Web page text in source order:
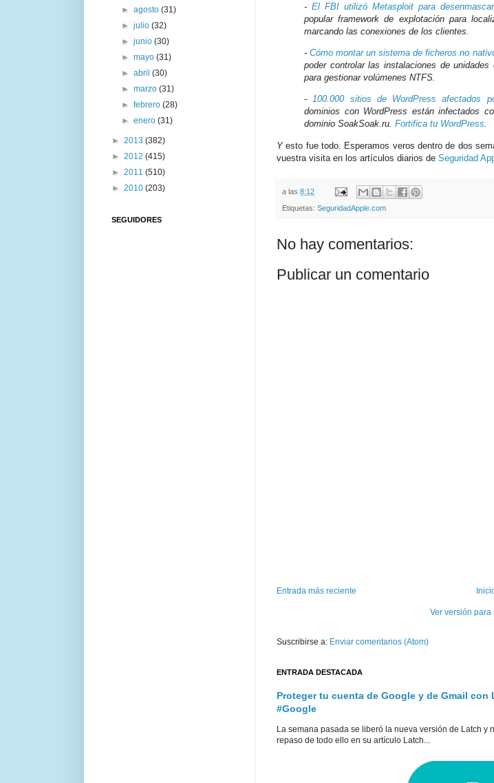
- El FBI utilizó Metasploit para
popular framework de explotación para
marcando las conexiones de los clientes.
-Cómo montar un sistema de ficheros no
poder controlar las instalaciones de
para gestionar volúmenes NTFS.
-100.000 sitios de WordPress afectados
dominios con WordPress están infectados
dominio SoakSoak.ru. Fortifica tu WordPress.
Yesto fue todo. Esperamos veros dentro de dos
vuestra visita en los artículos diarios de Seguridad
a las 8:12
Etiquetas: SeguridadApple.com
No hay comentarios:
Publicar un comentario
Entrada más reciente
Ver versión para
Suscribirse a: Enviar comentarios (Atom)
ENTRADA DESTACADA
Proteger tu cuenta de Google y de Gmail con
#Google
La semana pasada se liberó la nueva versión de Latch y
repaso de todo ello en su artículo Latch...
►agosto(31)
►julio(32)
►junio(30)
►mayo(31)
►abril(30)
►marzo(31)
►febrero(28)
►enero(31)
► 2013 (382)
► 2012 (415)
► 2011 (510)
► 2010 (203)
SEGUIDORES